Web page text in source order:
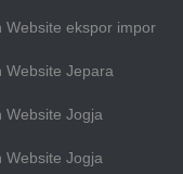
Website ekspor impor
Website Jepara
Website Jogja
Website Jogja